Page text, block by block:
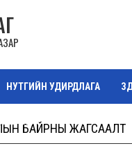
НУТГИЙН УДИРДЛАГА
ӨМЧ
БАЙРНЫ ЖАГСААЛТ